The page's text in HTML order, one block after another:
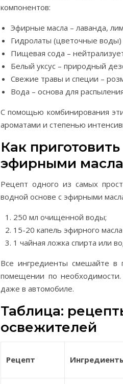
компонентов:
Эфирные масла – лаванда,
Гидролаты (цветочные воды)
Пищевая сода –
Белый уксус – природный
Свежие травы и специи –
Вода – основа для
С помощью комбинирования
ароматами и степенью
Как
эфирными
Рецепт одного из самых
водной основе с эфирными
250 мл очищенной воды;
15-20 капель эфирного
1 чайная ложка спирта или
Все ингредиенты смешайте в
помещении по
даже в автомобиле.
Таблица:
освежителей
Рецепт